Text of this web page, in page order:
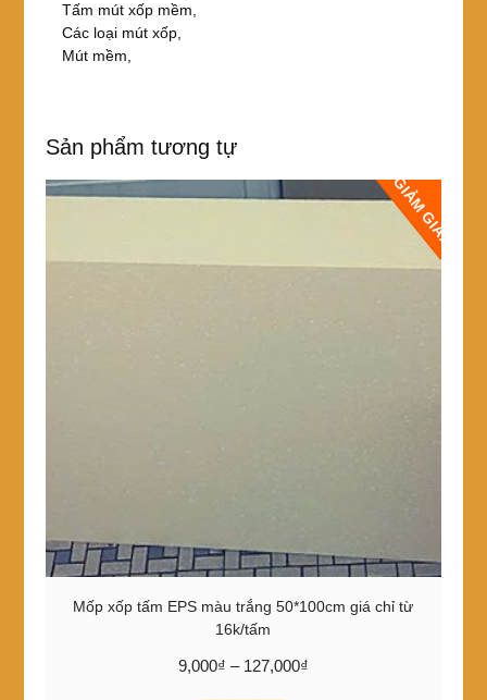
Tấm mút xốp mềm,
Các loại mút xốp,
Mút mềm,
Sản phẩm tương tự
GIẢM GIÁ!
Mốp xốp tấm EPS màu trắng 50*100cm giá chỉ từ
16k/tấm
9,000₫ – 127,000₫Khoảng